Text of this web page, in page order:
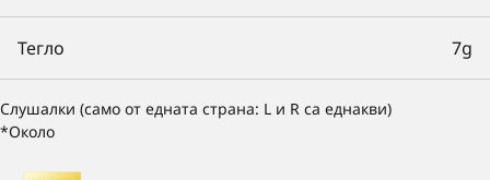
Тегло 7g
Слушалки (само от едната страна: L и R са еднакви)
*Около